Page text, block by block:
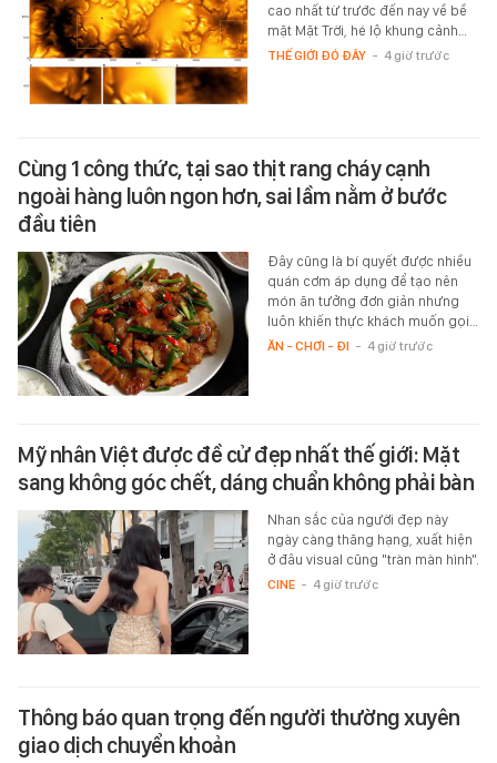
cao nhất từ trước đến nay về bề
mặt Mặt Trời, hé lộ khung cảnh…
THẾ GIỚI ĐÓ ĐÂY - 4 giờ trước
Cùng 1 công thức, tại sao thịt rang cháy cạnh
ngoài hàng luôn ngon hơn, sai lầm nằm ở bước
đầu tiên
Đây cũng là bí quyết được nhiều
quán cơm áp dụng để tạo nên
món ăn tưởng đơn giản nhưng
luôn khiến thực khách muốn gọi…
ĂN - CHƠI - ĐI - 4 giờ trước
Mỹ nhân Việt được đề cử đẹp nhất thế giới: Mặt
sang không góc chết, dáng chuẩn không phải bàn
Nhan sắc của người đẹp này
ngày càng thăng hạng, xuất hiện
ở đâu visual cũng "tràn màn hình".
CINE - 4 giờ trước
Thông báo quan trọng đến người thường xuyên
giao dịch chuyển khoản